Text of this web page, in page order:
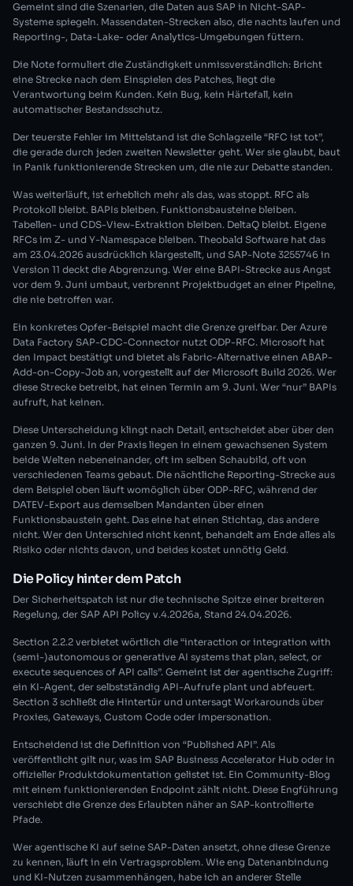
Gemeint sind die Szenarien, die Daten aus SAP in Nicht-SAP-
Systeme spiegeln. Massendaten-Strecken also, die nachts laufen und
Reporting-, Data-Lake- oder Analytics-Umgebungen füttern.
Die Note formuliert die Zuständigkeit unmissverständlich: Bricht
eine Strecke nach dem Einspielen des Patches, liegt die
Verantwortung beim Kunden. Kein Bug, kein Härtefall, kein
automatischer Bestandsschutz.
Der teuerste Fehler im Mittelstand ist die Schlagzeile “RFC ist tot”,
die gerade durch jeden zweiten Newsletter geht. Wer sie glaubt, baut
in Panik funktionierende Strecken um, die nie zur Debatte standen.
Was weiterläuft, ist erheblich mehr als das, was stoppt. RFC als
Protokoll bleibt. BAPIs bleiben. Funktionsbausteine bleiben.
Tabellen- und CDS-View-Extraktion bleiben. DeltaQ bleibt. Eigene
RFCs im Z- und Y-Namespace bleiben. Theobald Software hat das
am 23.04.2026 ausdrücklich klargestellt, und SAP-Note 3255746 in
Version 11 deckt die Abgrenzung. Wer eine BAPI-Strecke aus Angst
vor dem 9. Juni umbaut, verbrennt Projektbudget an einer Pipeline,
die nie betroffen war.
Ein konkretes Opfer-Beispiel macht die Grenze greifbar. Der Azure
Data Factory SAP-CDC-Connector nutzt ODP-RFC. Microsoft hat
den Impact bestätigt und bietet als Fabric-Alternative einen ABAP-
Add-on-Copy-Job an, vorgestellt auf der Microsoft Build 2026. Wer
diese Strecke betreibt, hat einen Termin am 9. Juni. Wer “nur” BAPIs
aufruft, hat keinen.
Diese Unterscheidung klingt nach Detail, entscheidet aber über den
ganzen 9. Juni. In der Praxis liegen in einem gewachsenen System
beide Welten nebeneinander, oft im selben Schaubild, oft von
verschiedenen Teams gebaut. Die nächtliche Reporting-Strecke aus
dem Beispiel oben läuft womöglich über ODP-RFC, während der
DATEV-Export aus demselben Mandanten über einen
Funktionsbaustein geht. Das eine hat einen Stichtag, das andere
nicht. Wer den Unterschied nicht kennt, behandelt am Ende alles als
Risiko oder nichts davon, und beides kostet unnötig Geld.
Die Policy hinter dem Patch
Der Sicherheitspatch ist nur die technische Spitze einer breiteren
Regelung, der SAP API Policy v.4.2026a, Stand 24.04.2026.
Section 2.2.2 verbietet wörtlich die “interaction or integration with
(semi-)autonomous or generative AI systems that plan, select, or
execute sequences of API calls”. Gemeint ist der agentische Zugriff:
ein KI-Agent, der selbstständig API-Aufrufe plant und abfeuert.
Section 3 schließt die Hintertür und untersagt Workarounds über
Proxies, Gateways, Custom Code oder Impersonation.
Entscheidend ist die Definition von “Published API”. Als
veröffentlicht gilt nur, was im SAP Business Accelerator Hub oder in
offizieller Produktdokumentation gelistet ist. Ein Community-Blog
mit einem funktionierenden Endpoint zählt nicht. Diese Engführung
verschiebt die Grenze des Erlaubten näher an SAP-kontrollierte
Pfade.
Wer agentische KI auf seine SAP-Daten ansetzt, ohne diese Grenze
zu kennen, läuft in ein Vertragsproblem. Wie eng Datenanbindung
und KI-Nutzen zusammenhängen, habe ich an anderer Stelle